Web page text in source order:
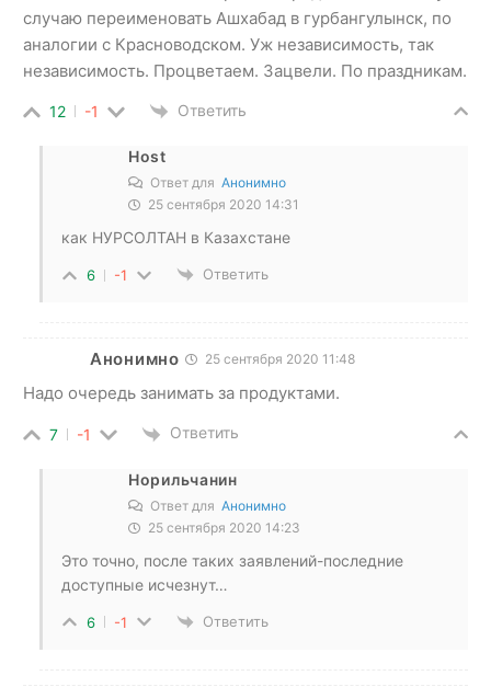
случаю переименовать Ашхабад в гурбангулынск, по
аналогии с Красноводском. Уж независимость, так
независимость. Процветаем. Зацвели. По праздникам.
12 -1 Ответить
Host
Ответ для Анонимно
25 сентября 2020 14:31
как НУРСОЛТАН в Казахстане
6 -1 Ответить
Анонимно 25 сентября 2020 11:48
Надо очередь занимать за продуктами.
7 -1 Ответить
Норильчанин
Ответ для Анонимно
25 сентября 2020 14:23
Это точно, после таких заявлений-последние
доступные исчезнут…
6 -1 Ответить